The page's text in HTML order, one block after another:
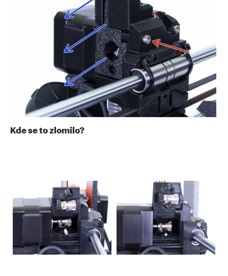
Kde se to zlomilo?